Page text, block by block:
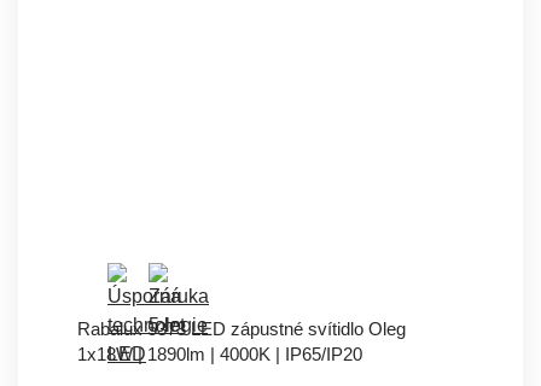
Rabalux 5373 LED zápustné svítidlo Oleg
1x18W | 1890lm | 4000K | IP65/IP20